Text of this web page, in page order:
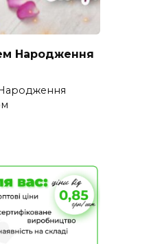
Народження